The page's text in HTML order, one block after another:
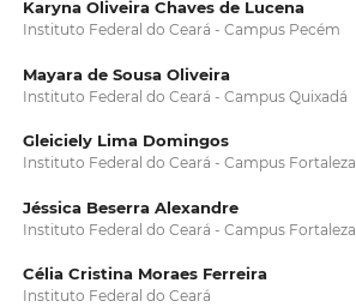
Karyna Oliveira Chaves de Lucena
Instituto Federal do Ceará - Campus Pecém
Mayara de Sousa Oliveira
Instituto Federal do Ceará - Campus Quixadá
Gleiciely Lima Domingos
Instituto Federal do Ceará - Campus Fortaleza
Jéssica Beserra Alexandre
Instituto Federal do Ceará - Campus Fortaleza
Célia Cristina Moraes Ferreira
Instituto Federal do Ceará